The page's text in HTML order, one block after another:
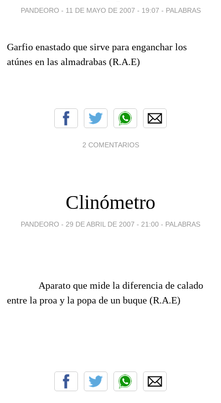
PANDEORO - 11 DE MAYO DE 2007 - 19:07 - PALABRAS
Garfio enastado que sirve para enganchar los
atúnes en las almadrabas (R.A.E)
2 COMENTARIOS
Clinómetro
PANDEORO - 29 DE ABRIL DE 2007 - 21:00 - PALABRAS
Aparato que mide la diferencia de calado
entre la proa y la popa de un buque (R.A.E)